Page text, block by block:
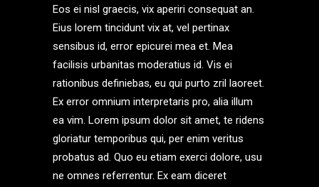
Eos ei nisl graecis, vix aperiri consequat an.
Eius lorem tincidunt vix at, vel pertinax
sensibus id, error epicurei mea et. Mea
facilisis urbanitas moderatius id. Vis ei
rationibus definiebas, eu qui purto zril laoreet.
Ex error omnium interpretaris pro, alia illum
ea vim. Lorem ipsum dolor sit amet, te ridens
gloriatur temporibus qui, per enim veritus
probatus ad. Quo eu etiam exerci dolore, usu
ne omnes referrentur. Ex eam diceret